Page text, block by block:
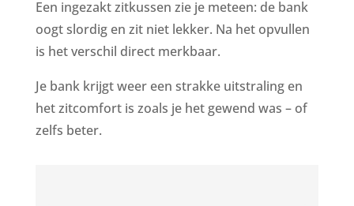
Een ingezakt zitkussen zie je meteen: de bank
oogt slordig en zit niet lekker. Na het opvullen
is het verschil direct merkbaar.
Je bank krijgt weer een strakke uitstraling en
het zitcomfort is zoals je het gewend was – of
zelfs beter.